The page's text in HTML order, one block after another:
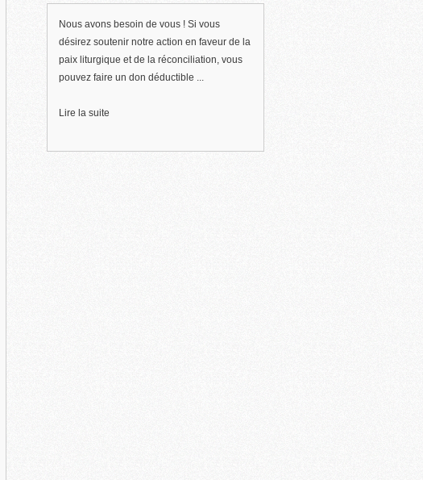
Nous avons besoin de vous ! Si vous
désirez soutenir notre action en faveur de la
paix liturgique et de la réconciliation, vous
pouvez faire un don déductible ...
Lire la suite